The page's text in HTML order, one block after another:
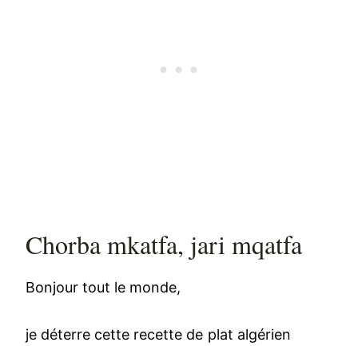
Chorba mkatfa, jari mqatfa
Bonjour tout le monde,
je déterre cette recette de plat algérien